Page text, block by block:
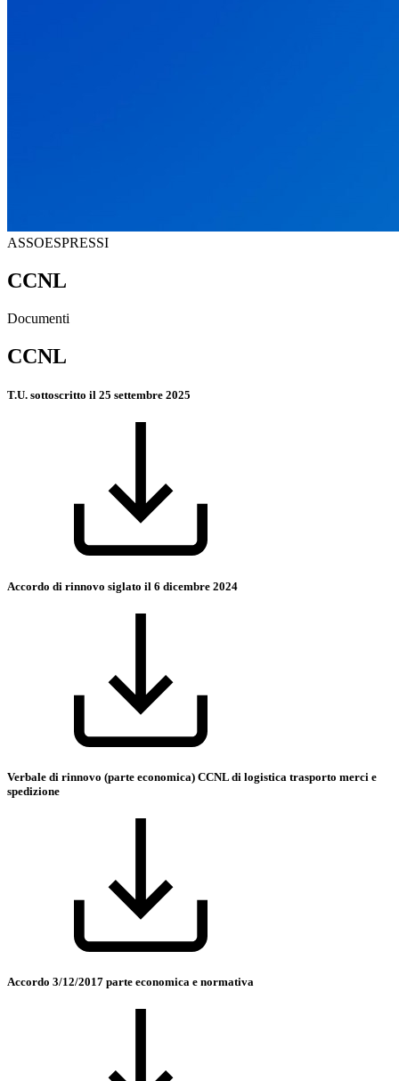
ASSOESPRESSI
CCNL
Documenti
CCNL
T.U. sottoscritto il 25 settembre 2025
Accordo di rinnovo siglato il 6 dicembre 2024
Verbale di rinnovo (parte economica) CCNL di logistica trasporto merci e
spedizione
Accordo 3/12/2017 parte economica e normativa